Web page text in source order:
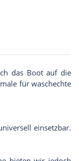
das Boot auf die
für waschechte
einsetzbar.